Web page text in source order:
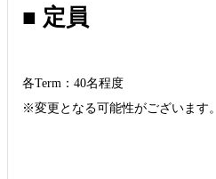
■ 定員
各Term：40名程度
※変更となる可能性がございます。